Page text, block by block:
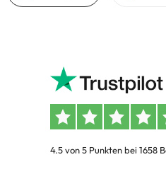
4.5 von 5 Punkten bei 1658